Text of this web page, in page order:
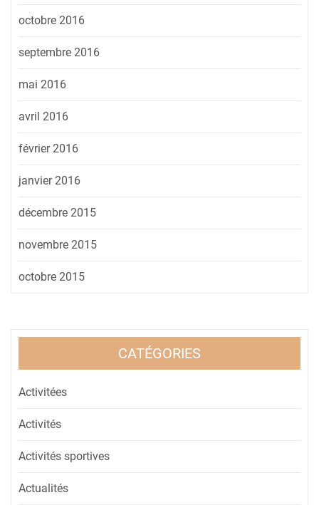
octobre 2016
septembre 2016
mai 2016
avril 2016
février 2016
janvier 2016
décembre 2015
novembre 2015
octobre 2015
CATÉGORIES
Activitées
Activités
Activités sportives
Actualités